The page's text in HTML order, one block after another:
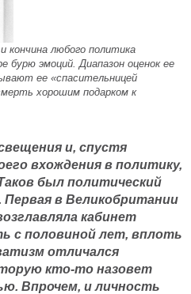
любого политика
бурю эмоций. Диапазон оценок ее
ее «спасительницей
хорошим подарком к
и, спустя
вхождения в политику,
был политический
в Великобритании
кабинет
с половиной лет, вплоть
отличался
кто-то назовет
Впрочем, и личность